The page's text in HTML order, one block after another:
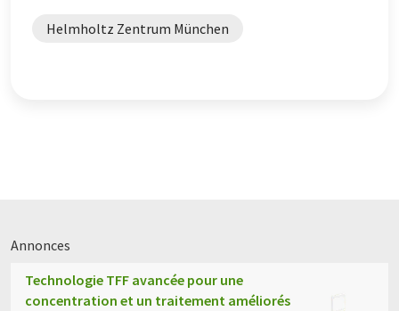
Helmholtz Zentrum München
Annonces
Technologie TFF avancée pour une
concentration et un traitement améliorés